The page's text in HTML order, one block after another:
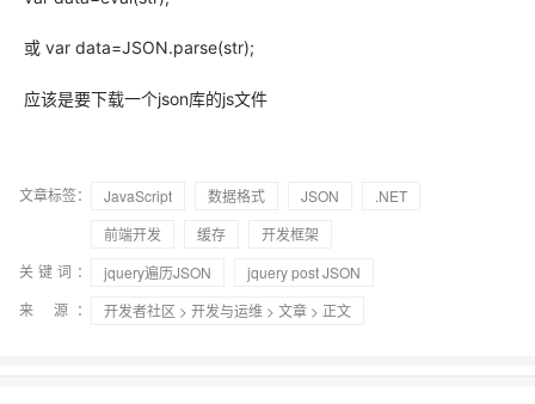
或 var data=JSON.parse(str);
应该是要下载一个json库的js文件
文章标签： JavaScript 数据格式 JSON
.NET
前端开发
缓存
开发框架
关键词：
jquery遍历JSON
jquery post JSON
来 源：
开发者社区 > 开发与运维 > 文章 > 正文